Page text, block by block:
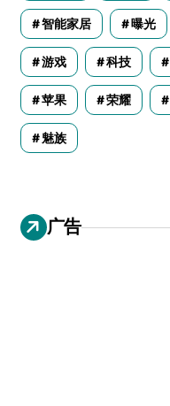
智能家居 曝光
游戏 科技
苹果 荣耀
魅族
广告